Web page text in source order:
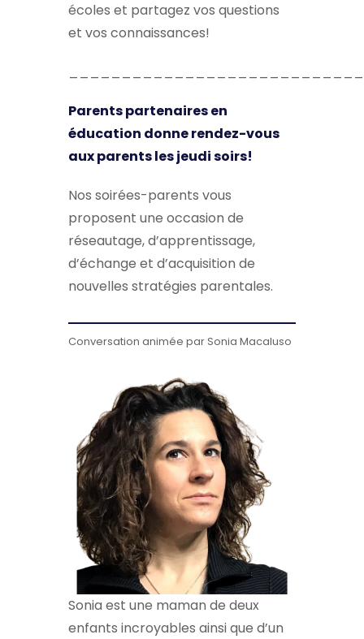
écoles et partagez vos questions
et vos connaissances!
Parents partenaires en
éducation donne rendez-vous
aux parents les jeudi soirs!
Nos soirées-parents vous
proposent une occasion de
réseautage, d’apprentissage,
d’échange et d’acquisition de
nouvelles stratégies parentales.
Conversation animée par Sonia Macaluso
Sonia est une maman de deux
enfants incroyables ainsi que d’un